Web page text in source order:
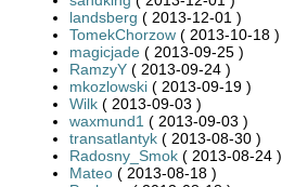
landsberg ( 2013-12-01 )
TomekChorzow ( 2013-10-18 )
magicjade ( 2013-09-25 )
RamzyY ( 2013-09-24 )
mkozlowski ( 2013-09-19 )
Wilk ( 2013-09-03 )
waxmund1 ( 2013-09-03 )
transatlantyk ( 2013-08-30 )
Radosny_Smok ( 2013-08-24 )
Mateo ( 2013-08-18 )